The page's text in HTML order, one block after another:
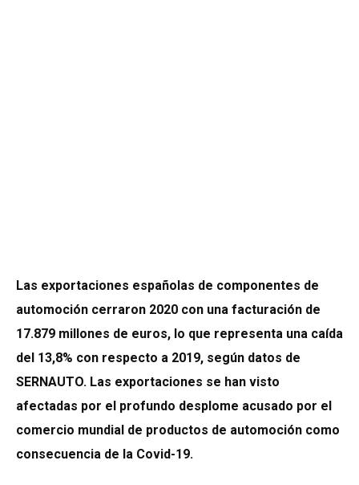
Las exportaciones españolas de componentes de
automoción cerraron 2020 con una facturación de
17.879 millones de euros, lo que representa una caída
del 13,8% con respecto a 2019, según datos de
SERNAUTO. Las exportaciones se han visto
afectadas por el profundo desplome acusado por el
comercio mundial de productos de automoción como
consecuencia de la Covid-19.